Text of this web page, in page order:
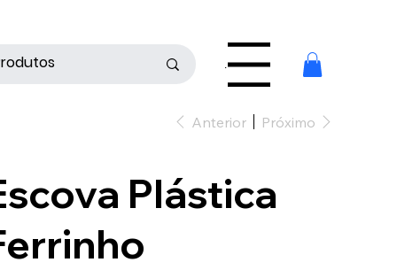
Menu
Anterior Próximo
Plástica